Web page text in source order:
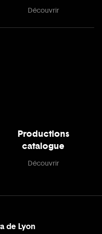
Découvrir
Productions
catalogue
Découvrir
de Lyon